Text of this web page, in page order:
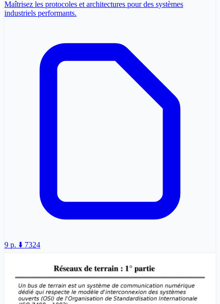
Maîtrisez les protocoles et architectures pour des systèmes
industriels performants.
9 p. ⬇️ 7324